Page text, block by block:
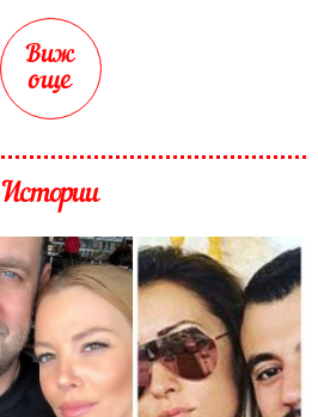
Виж
още
Истории